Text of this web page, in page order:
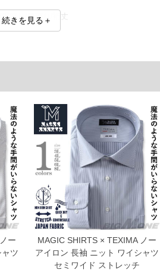
廻り/腰廻り/裄丈
間以内にご連絡ください。
質上、返品交換不可とさせて頂いております。予め
（裾上げ無料対象商品は1本につき税込6,000円以
品は有料（500円+税）となります。）
を頂く場合がございます。
可となりますので、予めご了承下さい。
ございます。(例：裾にファスナーや調節ひもが付
いる等)
がございます。また、お客様がご使用の環境（コ
色味が若干異なる場合がございます。予めご了承
庫を共用しておりますので店頭での売り違い、店
客様にご迷惑をお掛けしてしまう場合がございま
続きを見る＋
ー
ツ
MAGIC SHIRTS × TEXIMA ノー
アイロン 長袖 ニット ワイシャツ
セミワイド ストレッチ